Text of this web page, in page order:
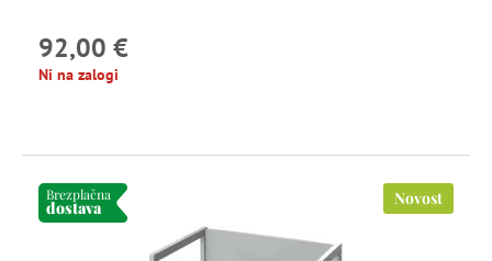
92,00 €
Ni na zalogi
Brezplačna
dostava Novost